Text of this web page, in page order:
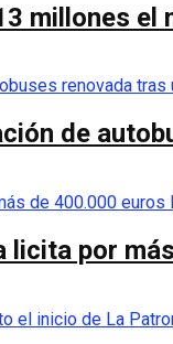
millones el
de
licita por